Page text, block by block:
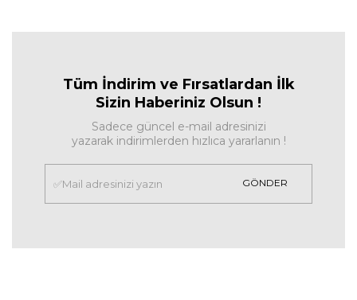
Tüm İndirim ve Fırsatlardan İlk
Sizin Haberiniz Olsun !
Sadece güncel e-mail adresinizi
yazarak indirimlerden hızlıca yararlanın !
GÖNDER